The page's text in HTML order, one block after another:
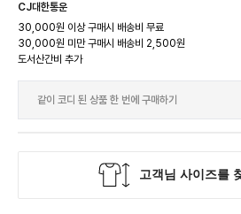
CJ대한통운
30,000원 이상 구매시 배송비 무료
30,000원 미만 구매시 배송비 2,500원
도서산간비 추가
같이 코디 된 상품 한 번에 구매하기